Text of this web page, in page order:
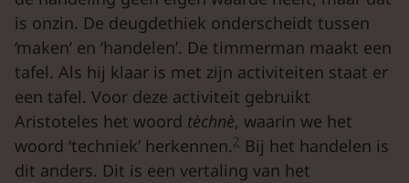
is onzin. De deugdethiek onderscheidt tussen
‘maken’ en ‘handelen’. De timmerman maakt een
tafel. Als hij klaar is met zijn activiteiten staat er
een tafel. Voor deze activiteit gebruikt
Aristoteles het woord tèchnè, waarin we het
woord ‘techniek’ herkennen.2 Bij het handelen is
dit anders. Dit is een vertaling van het